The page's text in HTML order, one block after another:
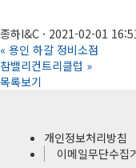
종하I&C · 2021-02-01
« 용인 하갈 정비소점
참밸리컨트리클럽 »
목록보기
개인정보처리방침
이메일무단수집